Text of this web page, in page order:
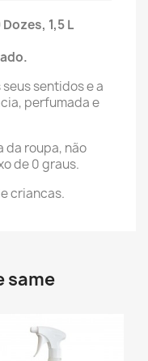
1,5 L
sentidos e a
perfumada e
da roupa, não
de 0 graus.
criancas.
same